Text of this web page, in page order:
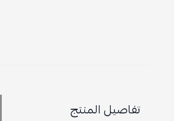
تفاصيل المنتج